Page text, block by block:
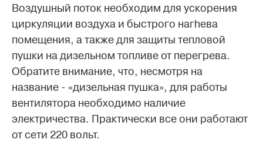
Воздушный поток необходим для ускорения
циркуляции воздуха и быстрого нагhева
помещения, а также для защиты тепловой
пушки на дизельном топливе от перегрева.
Обратите внимание, что, несмотря на
название - «дизельная пушка», для работы
вентилятора необходимо наличие
электричества. Практически все они работают
от сети 220 вольт.